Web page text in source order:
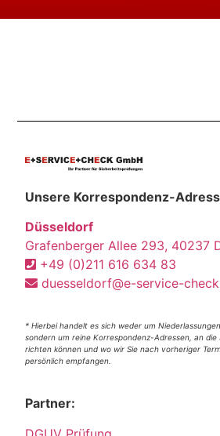
Unsere Korrespondenz-
Düsseldorf
Grafenberger Allee 293, 40237
+49 (0)211 616 634 83
duesseldorf@e-service-
* Hierbei handelt es sich weder um
sondern um reine Korrespondenz-Adressen, an
richten können und wo wir Sie nach vorheriger
persönlich empfangen.
Partner: